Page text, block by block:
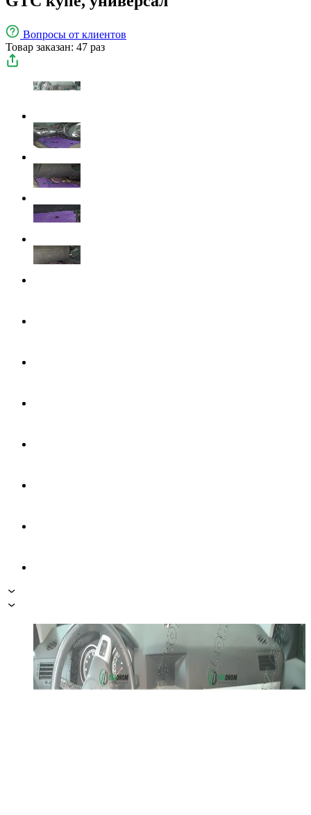
Вопросы от клиентов
Товар заказан: 47 раз